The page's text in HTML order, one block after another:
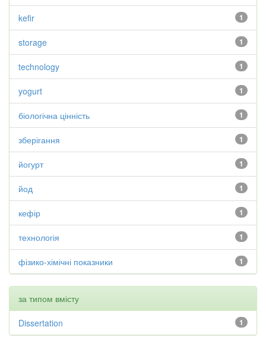
1
kefir
1
storage
1
technology
1
yogurt
1
біологічна цінність
1
зберігання
1
йогурт
1
йод
1
кефір
1
технологія
1
фізико-хімічні показники
за типом вмісту
1
Dissertation